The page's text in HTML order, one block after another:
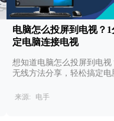
电脑怎么投屏到电视？1
定电脑连接电视
想知道电脑怎么投屏到电视
无线方法分享，轻松搞定电
来源: 电手